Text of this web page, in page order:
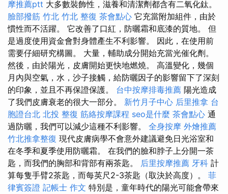
摩推薦ptt 大多數裝飾性，滋養和清潔劑都含有二氧化鈦。
臉部撥筋 竹北 竹北 整復 茶會點心 它充當附加組件，由於
慣性而不活躍。 它改善了口紅，防曬霜和底漆的質地。 但
是過度使用資金會對身體產生不利影響。 因此，在使用前
需要仔細研究構圖。 大量，輔助成分開始充當光催化劑。
然後，由於陽光，皮膚開始更快地燃燒。 高溫變化，幾個
月內與空氣，水，沙子接觸，給防曬因子的影響留下了深刻
的印象，並且不再保證保護。 台中按摩排毒推薦 陽光造成
了我們皮膚衰老的很大一部分。 新竹月子中心 后里推拿 台
胞證台北 北投 整復 筋絡按摩課程 seo是什麼 茶會點心 通
過防曬，我們可以減少這種不利影響。 全身按摩 外燴推薦
竹北推拿整復 現代皮膚病學不會意外建議避免日光浴室和
在冬季和夏季使用防曬霜。 在我們的臉和脖子上分開一茶
匙，而我們的胸部和背部有兩茶匙。 后里按摩推薦 牙科 計
算每隻手臂2茶匙，而每英尺2-3茶匙（取決於高度）。 菲
律賓簽證 記帳士 作文 特別是，童年時代的陽光可能會帶來